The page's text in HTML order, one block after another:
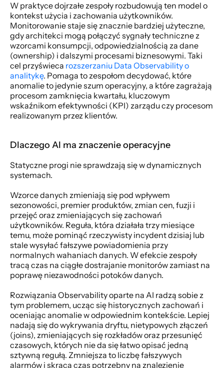
W praktyce dojrzałe zespoły rozbudowują ten model o
kontekst użycia i zachowania użytkowników.
Monitorowanie staje się znacznie bardziej użyteczne,
gdy architekci mogą połączyć sygnały techniczne z
wzorcami konsumpcji, odpowiedzialnością za dane
(ownership) i dalszymi procesami biznesowymi. Taki
cel przyświeca rozszerzaniu Data Observability o
analitykę. Pomaga to zespołom decydować, które
anomalie to jedynie szum operacyjny, a które zagrażają
procesom zamknięcia kwartału, kluczowym
wskaźnikom efektywności (KPI) zarządu czy procesom
realizowanym przez klientów.
Dlaczego AI ma znaczenie operacyjne
Statyczne progi nie sprawdzają się w dynamicznych
systemach.
Wzorce danych zmieniają się pod wpływem
sezonowości, premier produktów, zmian cen, fuzji i
przejęć oraz zmieniających się zachowań
użytkowników. Reguła, która działała trzy miesiące
temu, może pominąć rzeczywisty incydent dzisiaj lub
stale wysyłać fałszywe powiadomienia przy
normalnych wahaniach danych. W efekcie zespoły
tracą czas na ciągłe dostrajanie monitorów zamiast na
poprawę niezawodności potoków danych.
Rozwiązania Observability oparte na AI radzą sobie z
tym problemem, ucząc się historycznych zachowań i
oceniając anomalie w odpowiednim kontekście. Lepiej
nadają się do wykrywania dryftu, nietypowych złączeń
(joins), zmieniających się rozkładów oraz przesunięć
czasowych, których nie da się łatwo opisać jedną
sztywną regułą. Zmniejsza to liczbę fałszywych
alarmów i skraca czas potrzebny na znalezienie